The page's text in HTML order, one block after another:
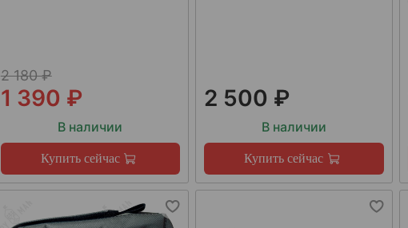
2 180 ₽
1 390 ₽
В наличии
Купить сейчас
2 500 ₽
В наличии
Купить сейчас